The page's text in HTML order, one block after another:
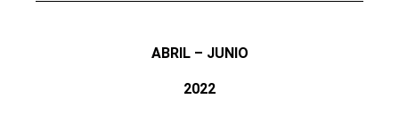
ABRIL – JUNIO
2022